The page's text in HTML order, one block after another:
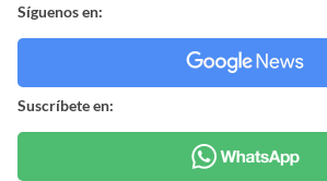
Síguenos en:
Suscríbete en: